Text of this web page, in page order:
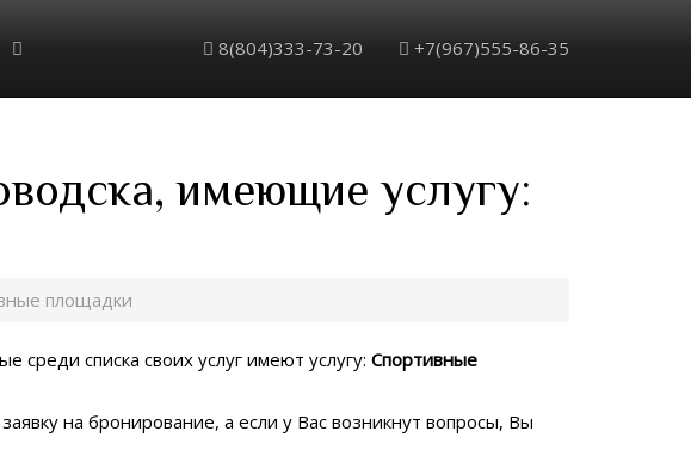
8(804)333-73-20 +7(967)555-86-35
имеющие услугу:
площадки
среди списка своих услуг имеют услугу: Спортивные
на бронирование, а если у Вас возникнут вопросы, Вы